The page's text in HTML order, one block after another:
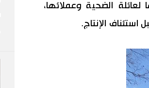
الضحية وعملائها،
الإنتاج.